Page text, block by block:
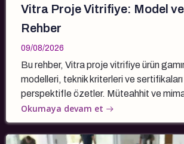
Vitra Proje Vitrifiye: Model
Rehber
09/08/2026
Bu rehber, Vitra proje vitrifiye ürün
modelleri, teknik kriterleri ve
perspektifle özetler. Müteahhit ve
Okumaya devam et